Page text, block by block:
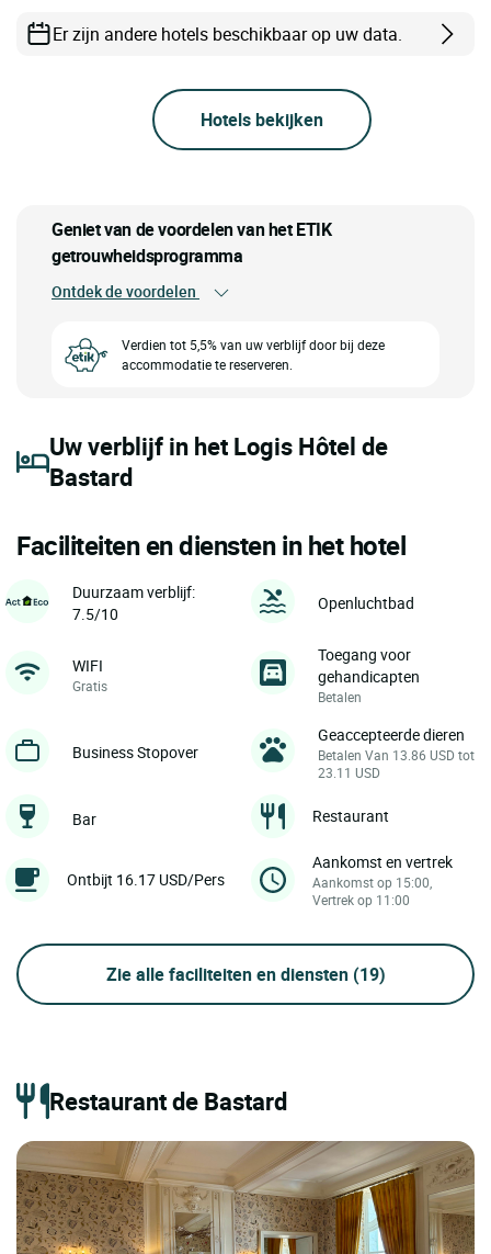
Er zijn andere hotels beschikbaar op uw data.
Hotels bekijken
Geniet van de voordelen van het ETIK
getrouwheidsprogramma
Ontdek de voordelen
Verdien tot 5,5% van uw verblijf door bij deze
accommodatie te reserveren.
Uw verblijf in het Logis Hôtel de
Bastard
Faciliteiten en diensten in het hotel
Duurzaam verblijf:
7.5/10
Openluchtbad
WIFI
Gratis
Toegang voor
gehandicapten
Betalen
Business Stopover
Geaccepteerde dieren
Betalen Van 13.86 USD tot
23.11 USD
Bar Restaurant
Ontbijt 16.17 USD/Pers
Aankomst en vertrek
Aankomst op 15:00,
Vertrek op 11:00
Zie alle faciliteiten en diensten (19)
Restaurant de Bastard